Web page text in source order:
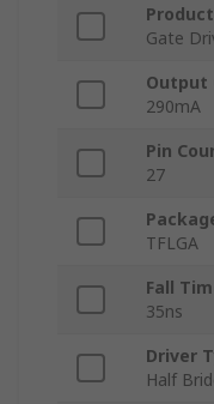
Gate
Output
290mA
Pin
27
TFLGA
Fall
35ns
Driver
Half